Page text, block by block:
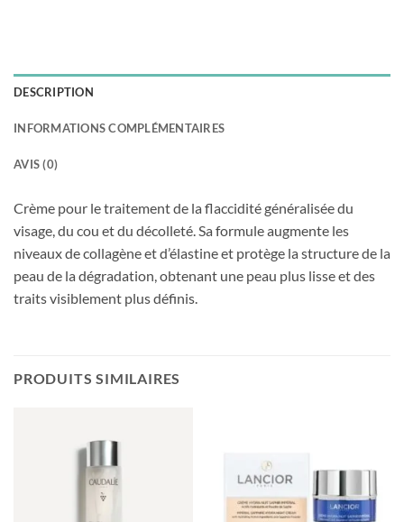
DESCRIPTION
INFORMATIONS COMPLÉMENTAIRES
AVIS (0)
Crème pour le traitement de la flaccidité généralisée du
visage, du cou et du décolleté. Sa formule augmente les
niveaux de collagène et d’élastine et protège la structure de la
peau de la dégradation, obtenant une peau plus lisse et des
traits visiblement plus définis.
PRODUITS SIMILAIRES